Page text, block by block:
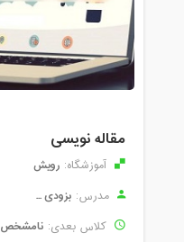
مقاله نویسی
آموزشگاه: رویش
مدرس: بزودی ...
کلاس بعدی: نامشخص